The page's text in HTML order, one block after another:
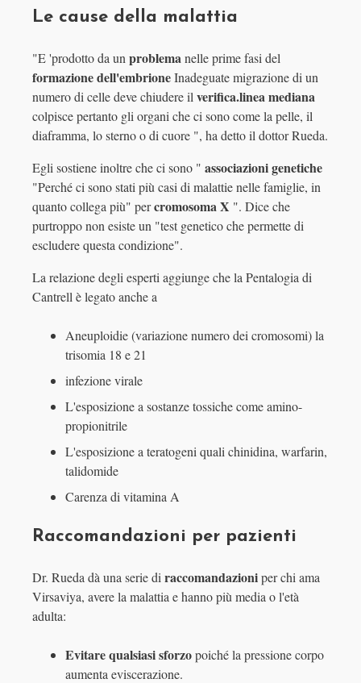
Le cause della malattia
"E 'prodotto da un problema nelle prime fasi del
formazione dell'embrioneInadeguate migrazione di un
numero di celle deve chiudere il verifica.linea mediana
colpisce pertanto gli organi che ci sono come la pelle, il
diaframma, lo sterno o di cuore ", ha detto il dottor Rueda.
Egli sostiene inoltre che ci sono " associazioni genetiche
"Perché ci sono stati più casi di malattie nelle famiglie, in
quanto collega più" percromosoma X ". Dice che
purtroppo non esiste un "test genetico che permette di
escludere questa condizione".
La relazione degli esperti aggiunge che la Pentalogia di
Cantrell è legato anche a
Aneuploidie (variazione numero dei cromosomi) la
trisomia 18 e 21
infezione virale
L'esposizione a sostanze tossiche come amino-
propionitrile
L'esposizione a teratogeni quali chinidina, warfarin,
talidomide
Carenza di vitamina A
Raccomandazioni per pazienti
Dr. Rueda dà una serie di raccomandazioniper chi ama
Virsaviya, avere la malattia e hanno più media o l'età
adulta:
Evitare qualsiasi sforzopoiché la pressione corpo
aumenta eviscerazione.